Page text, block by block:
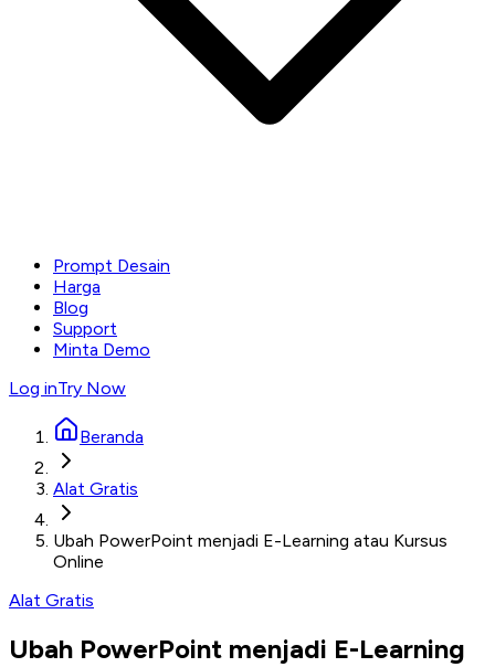
Prompt Desain
Harga
Blog
Support
Minta Demo
Log inTry Now
Beranda
Alat Gratis
Ubah PowerPoint menjadi E-Learning atau Kursus
Online
Alat Gratis
Ubah PowerPoint menjadi E-Learning